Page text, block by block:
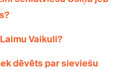
Vaikuli?
dēvēts par sieviešu